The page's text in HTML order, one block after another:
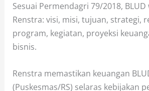
Sesuai Permendagri 79/2018,
Renstra: visi, misi, tujuan, strategi,
program, kegiatan, proyeksi
bisnis.
Renstra memastikan keuangan
(Puskesmas/RS) selaras kebijakan